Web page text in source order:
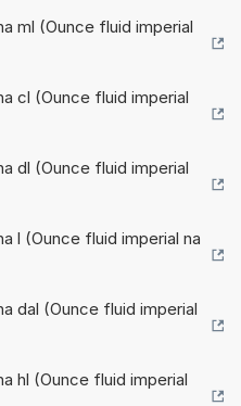
ml (Ounce fluid imperial
cl (Ounce fluid imperial
dl (Ounce fluid imperial
l (Ounce fluid imperial na
dal (Ounce fluid imperial
hl (Ounce fluid imperial